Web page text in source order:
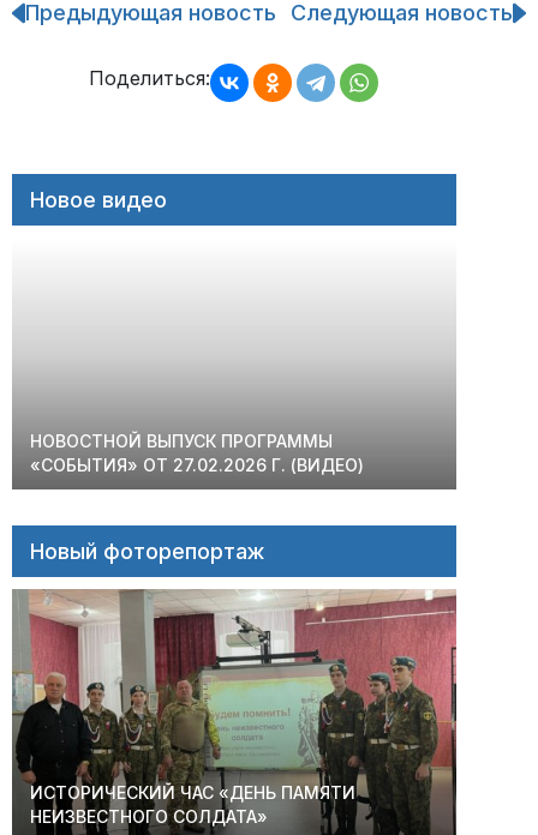
Навигация
записям
Предыдующая новость Следующая новость
Поделиться:
Новое видео
НОВОСТНОЙ ВЫПУСК ПРОГРАММЫ
«СОБЫТИЯ» ОТ 27.02.2026 Г. (ВИДЕО)
Новый фоторепортаж
ИСТОРИЧЕСКИЙ ЧАС «ДЕНЬ ПАМЯТИ
НЕИЗВЕСТНОГО СОЛДАТА»